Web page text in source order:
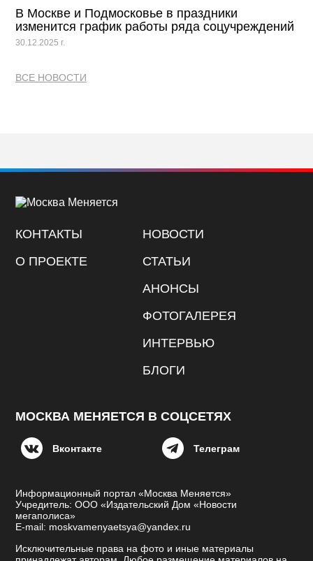
В Москве и Подмосковье в праздники
изменится график работы ряда соцучреждений
30.12.2025 г.
ВСЕ НОВОСТИ
КОНТАКТЫ
О ПРОЕКТЕ
НОВОСТИ
СТАТЬИ
АНОНСЫ
ФОТОГАЛЕРЕЯ
ИНТЕРВЬЮ
БЛОГИ
МОСКВА МЕНЯЕТСЯ В СОЦСЕТЯХ
Вконтакте Телеграм
Информационный портал «Москва Меняется»
Учредитель: ООО «Издательский Дом «Новости
мегаполиса»
E-mail: moskvamenyaetsya@yandex.ru
Исключительные права на фото и иные материалы